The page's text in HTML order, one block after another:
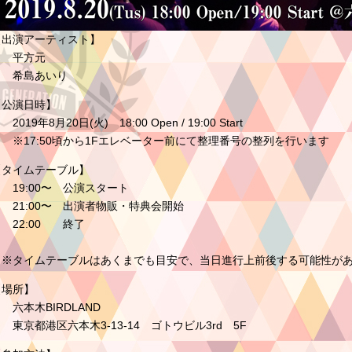
演アーティスト】
方元
島あいり
演日時】
年8月20日(火) 18:00 Open / 19:00 Start
頃から1Fエレベーター前にて整理番号の整列を行います
イムテーブル】
〜 公演スタート
〜 出演者物販・特典会開始
終了
イムテーブルはあくまでも目安で、当日進行上前後する可能性が
所】
本木BIRDLAND
京都港区六本木3-13-14 ゴトウビル3rd 5F